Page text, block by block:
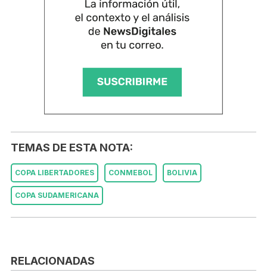
TEMAS DE ESTA NOTA:
COPA LIBERTADORES CONMEBOL BOLIVIA
COPA SUDAMERICANA
RELACIONADAS